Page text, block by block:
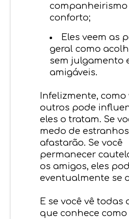
companheirismo
conforto;
Eles veem as
geral como
sem julgamento
amigáveis.
Infelizmente, como
outros pode
eles o tratam. Se
medo de
afastarão. Se você
permanecer
os amigos, eles
eventualmente se
E se você vê todas
que conhece como